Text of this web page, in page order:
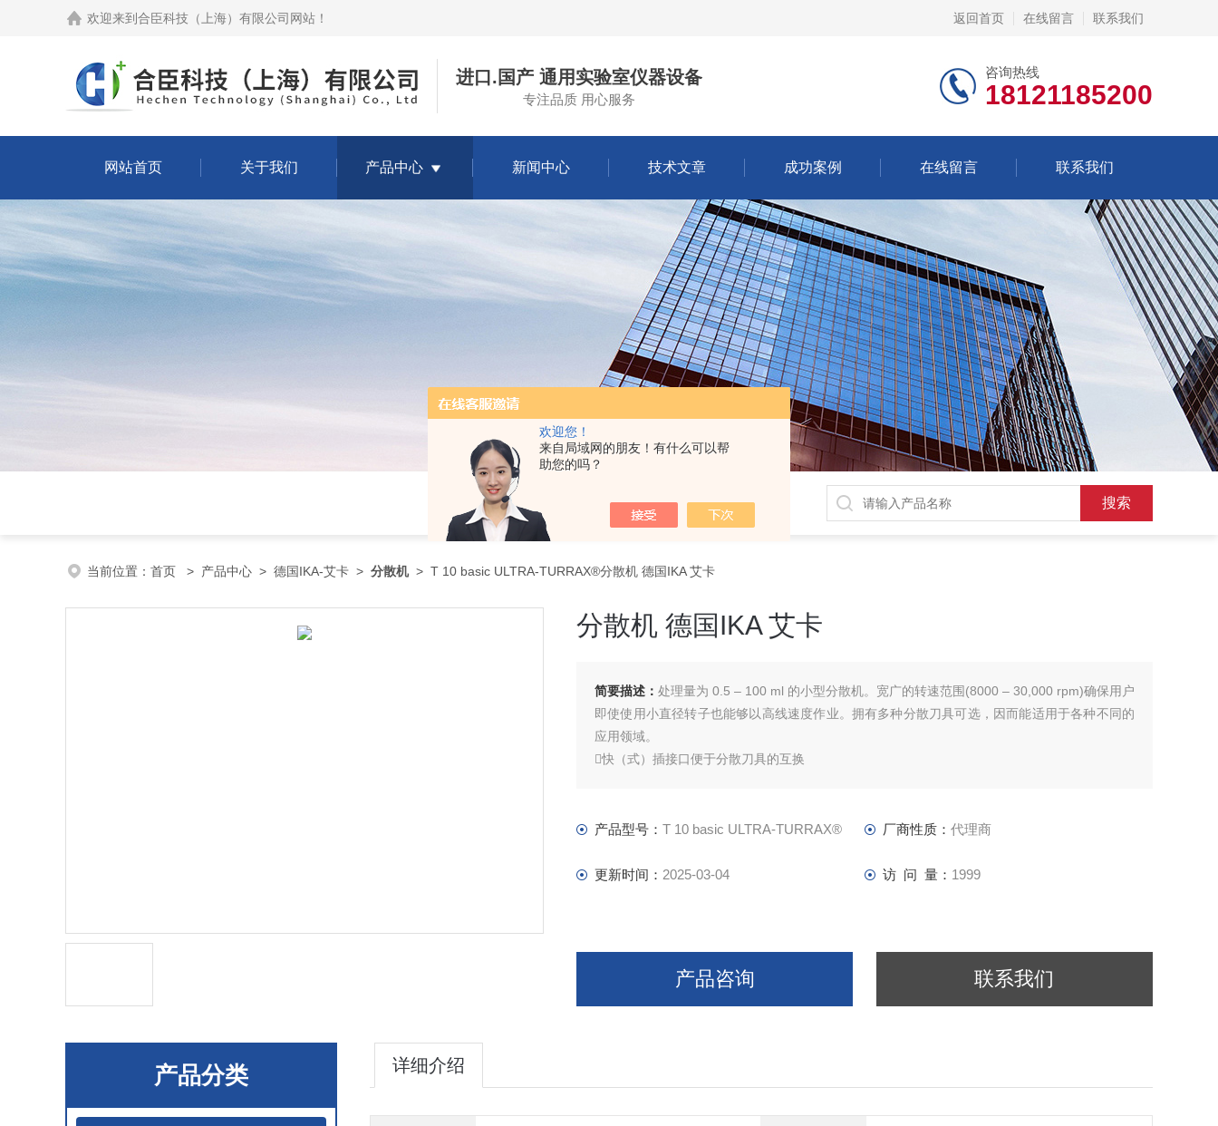
欢迎您！
来自局域网的朋友！有什么可以帮
助您的吗？
欢迎来到 合臣科技（上海）有限公司网站 ！ 返回首页 在线留言 联系我们
进口.国产 通用实验室仪器设备
专注品质 用心服务
咨询热线
18121185200
网站首页 关于我们 产品中心 新闻中心 技术文章 成功案例 在线留言 联系我们
当前位置： 首页 > 产品中心 > 德国IKA-艾卡 > 分散机> T 10 basic ULTRA-TURRAX®分散机 德国IKA 艾卡
分散机 德国IKA 艾卡
简要描述： 处理量为 0.5 – 100 ml 的小型分散机。宽广的转速范围(8000 – 30,000 rpm)确保用户
即使使用小直径转子也能够以高线速度作业。拥有多种分散刀具可选，因而能适用于各种不同的
应用领域。
快（式）插接口便于分散刀具的互换
不锈钢分散刀具的清洗方便快捷，拆卸不需任何工具
产品型号： T 10 basic ULTRA-TURRAX® 厂商性质： 代理商
更新时间： 2025-03-04 访 问 量： 1999
产品咨询 联系我们
产品分类 详细介绍